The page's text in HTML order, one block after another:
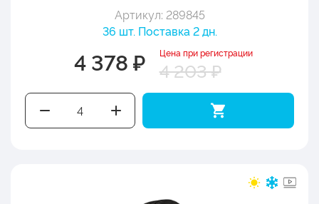
Артикул: 289845
36 шт. Поставка 2 дн.
4 378 ₽ Цена при регистрации
4 203 ₽